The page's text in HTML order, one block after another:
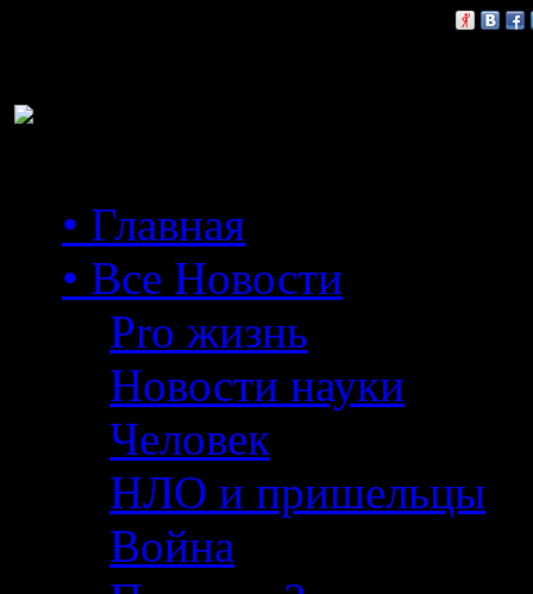
• Главная
• Все Новости
Pro жизнь
Новости науки
Человек
НЛО и пришельцы
Война